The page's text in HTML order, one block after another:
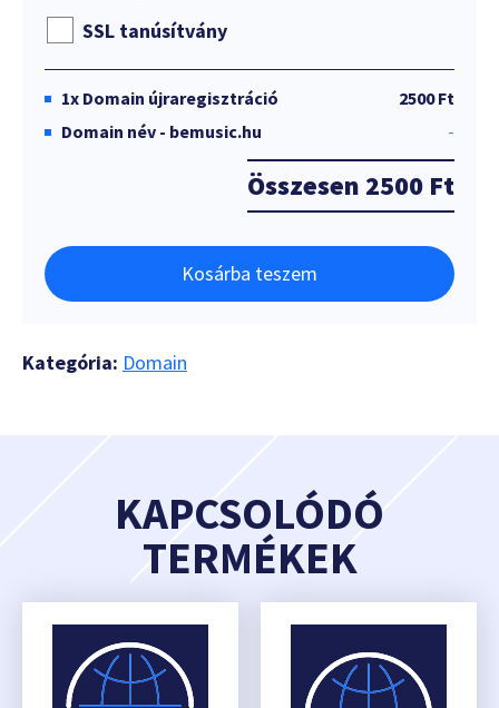
SSL tanúsítvány
1x Domain újraregisztráció
2500 Ft
Domain név - bemusic.hu
-
Összesen 2500 Ft
Kosárba teszem
Kategória: Domain
KAPCSOLÓDÓ
TERMÉKEK